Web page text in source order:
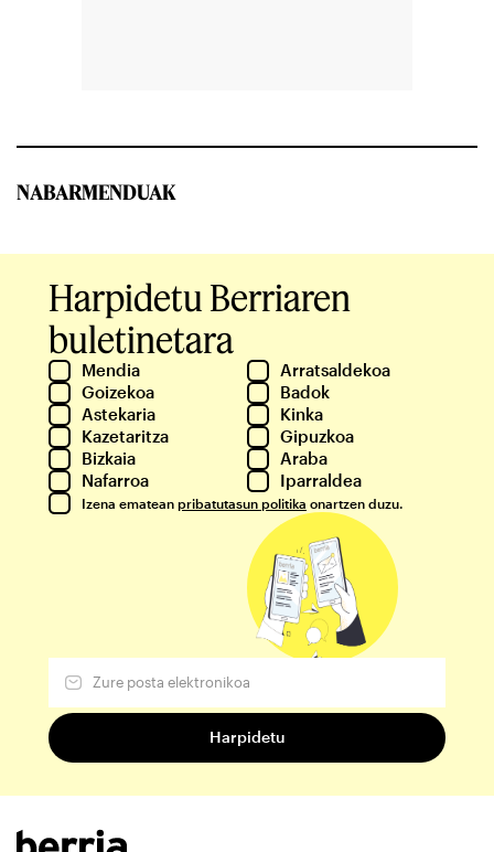
NABARMENDUAK
Harpidetu Berriaren
buletinetara
Mendia
Arratsaldekoa
Goizekoa
Badok
Astekaria
Kinka
Kazetaritza
Gipuzkoa
Bizkaia
Araba
Nafarroa
Iparraldea
Izena ematean pribatutasun politika onartzen duzu.